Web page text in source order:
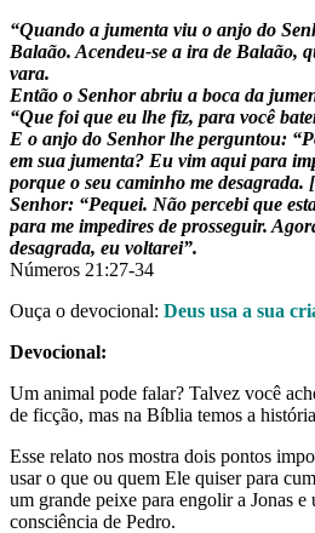
“Quando a jumenta viu o anjo do
Balaão. Acendeu-se a ira de Balaão,
vara.
Então o Senhor abriu a boca da
“Que foi que eu lhe fiz, para você
E o anjo do Senhor lhe perguntou:
em sua jumenta? Eu vim aqui para
porque o seu caminho me
Senhor: “Pequei. Não percebi que
para me impedires de prosseguir.
desagrada, eu voltarei”.
Números 21:27-34
Ouça o devocional: Deus usa a sua
Devocional:
Um animal pode falar? Talvez você
de ficção, mas na Bíblia temos a
Esse relato nos mostra dois pontos
usar o que ou quem Ele quiser para
um grande peixe para engolir a Jonas e
consciência de Pedro.